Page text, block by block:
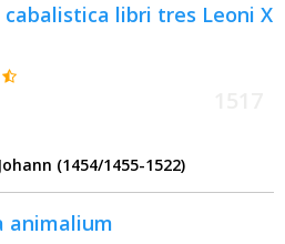
cabalistica libri tres Leoni X
(1454/1455-1522)
animalium